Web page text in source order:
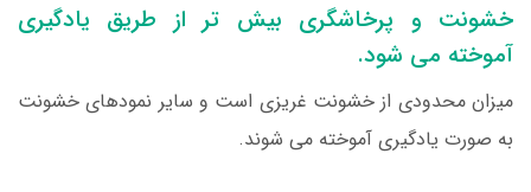
خشونت و پرخاشگری بیش تر از طریق یادگیری
آموخته می شود.
میزان محدودی از خشونت غریزی است و سایر نمودهای خشونت
به صورت یادگیری آموخته می شوند.